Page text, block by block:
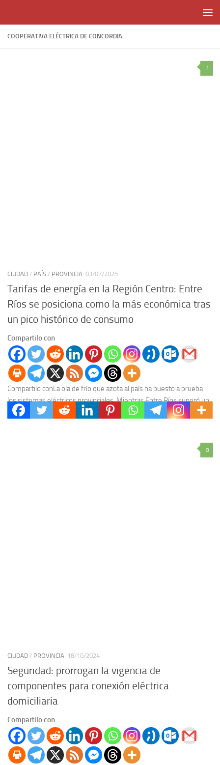
COOPERATIVA ELÉCTRICA DE CONCORDIA
1
CIUDAD / PAÍS / PROVINCIA 03/07/2025
Tarifas de energía en la Región Centro: Entre
Ríos se posiciona como la más económica tras
un pico histórico de consumo
Compartilo con
Compartilo conLa ola de frío que azota al país ha puesto a prueba
los sistemas eléctricos provinciales. Mientras Entre Ríos superó un
récord histórico de...
0
CIUDAD / PROVINCIA 18/10/2024
Seguridad: prorrogan la vigencia de
componentes para conexión eléctrica
domiciliaria
Compartilo con